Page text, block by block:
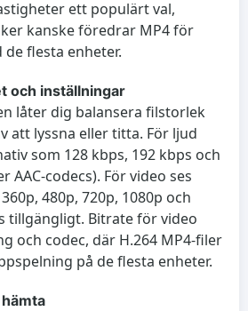
ett populärt val,
kanske föredrar MP4 för
flesta enheter.
och inställningar
låter dig balansera filstorlek
att lyssna eller titta. För ljud
som 128 kbps, 192 kbps och
AAC-codecs). För video ses
480p, 720p, 1080p och
tillgängligt. Bitrate för video
och codec, där H.264 MP4-filer
på de flesta enheter.